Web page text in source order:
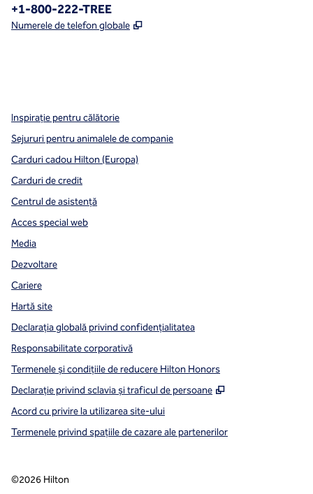
Telefon:
+1-800-222-TREE
Numerele de telefon globale ,
Inspirație pentru călătorie
Sejururi pentru animalele de companie
Carduri cadou Hilton (Europa)
Carduri de credit
Centrul de asistență
Acces special web
Media
Dezvoltare
Cariere
Hartă site
Declarația globală privind confidenţialitatea
Responsabilitate corporativă
Termenele și condițiile de reducere Hilton Honors
Declarație privind sclavia și traficul de persoane
,
Acord cu privire la utilizarea site-ului
Termenele privind spațiile de cazare ale partenerilor
©2026 Hilton